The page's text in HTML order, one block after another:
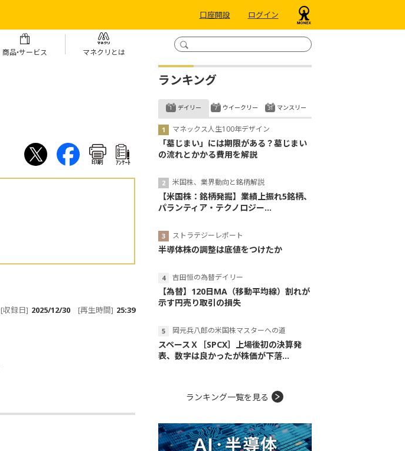
口座開設 ログイン
商品・サービス マネクリとは
印刷 ｱﾝｹｰﾄ
[収録日] 2025/12/30 [再生時間] 25:39
ランキング
デイリー
マネックス人生100年デザイン
「墓じまい」には期限がある？墓じまい
の流れとかかる費用を解説
米国株、業界動向と銘柄解説
【米国株：銘柄発掘】業績上振れ5銘柄、
パランティア・テクノロジー...
ストラテジーレポート
半導体株の調整は底値をつけたか
吉田恒の為替デイリー
【為替】120日MA（移動平均線）割れが
示す円売り取引の損失
岡元兵八郎の米国株マスターへの道
スペースＸ［SPCX］上場後初の決算発
表、数字は良かったが株価が下落...
ウイークリー マンスリー
ランキング一覧を見る